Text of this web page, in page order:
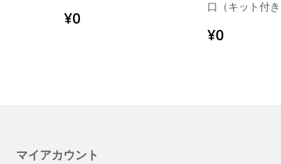
通
常
¥0
口（キット付き
通
常
¥0
マイアカウント